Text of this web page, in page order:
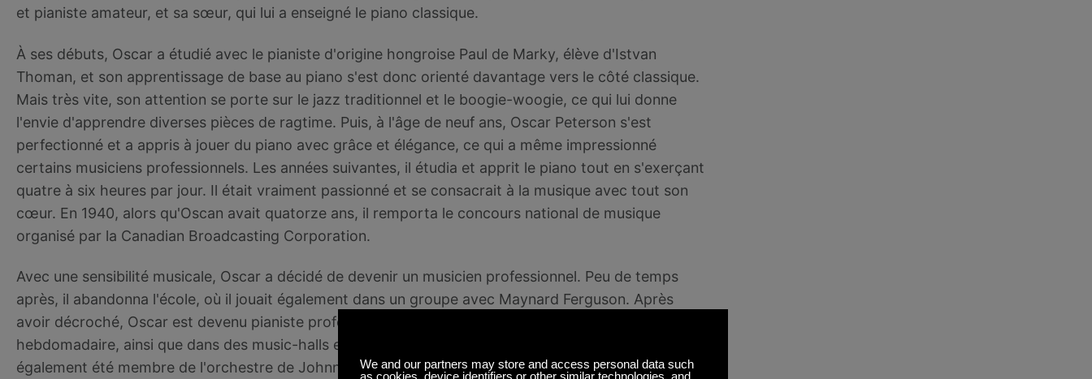
et pianiste amateur, et sa sœur, qui lui a enseigné le piano classique.
À ses débuts, Oscar a étudié avec le pianiste d'origine hongroise Paul de Marky, élève d'Istvan
Thoman, et son apprentissage de base au piano s'est donc orienté davantage vers le côté classique.
Mais très vite, son attention se porte sur le jazz traditionnel et le boogie-woogie, ce qui lui donne
l'envie d'apprendre diverses pièces de ragtime. Puis, à l'âge de neuf ans, Oscar Peterson s'est
perfectionné et a appris à jouer du piano avec grâce et élégance, ce qui a même impressionné
certains musiciens professionnels. Les années suivantes, il étudia et apprit le piano tout en s'exerçant
quatre à six heures par jour. Il était vraiment passionné et se consacrait à la musique avec tout son
cœur. En 1940, alors qu'Oscan avait quatorze ans, il remporta le concours national de musique
organisé par la Canadian Broadcasting Corporation.
Avec une sensibilité musicale, Oscar a décidé de devenir un musicien professionnel. Peu de temps
après, il abandonna l'école, où il jouait également dans un groupe avec Maynard Ferguson. Après
avoir décroché, Oscar est devenu pianiste professionnel et a joué dans une émission de radio
hebdomadaire, ainsi que dans des music-halls et des hôtels. Au cours de son adolescence, il a
également été membre de l'orchestre de Johnny Holmes. Toutefois, à mesure que sa carrière